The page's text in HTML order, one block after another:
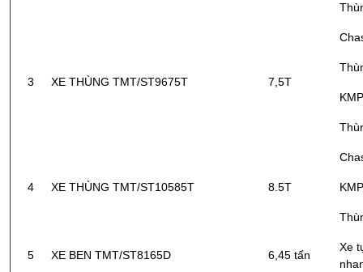
3 XE THÙNG TMT/ST9675T 7,5T
4 XE THÙNG TMT/ST10585T 8.5T
5 XE BEN TMT/ST8165D 6,45 tấn
Xe